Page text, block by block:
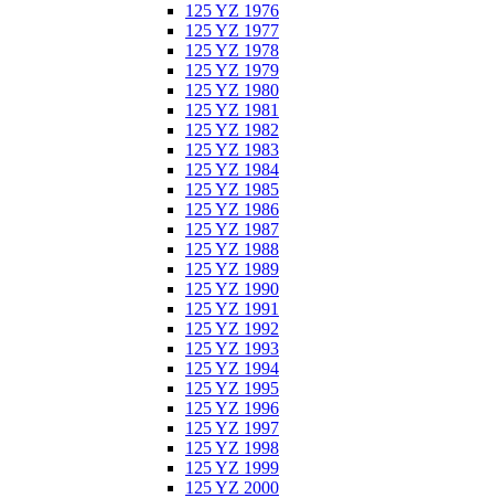
125 YZ 1976
125 YZ 1977
125 YZ 1978
125 YZ 1979
125 YZ 1980
125 YZ 1981
125 YZ 1982
125 YZ 1983
125 YZ 1984
125 YZ 1985
125 YZ 1986
125 YZ 1987
125 YZ 1988
125 YZ 1989
125 YZ 1990
125 YZ 1991
125 YZ 1992
125 YZ 1993
125 YZ 1994
125 YZ 1995
125 YZ 1996
125 YZ 1997
125 YZ 1998
125 YZ 1999
125 YZ 2000